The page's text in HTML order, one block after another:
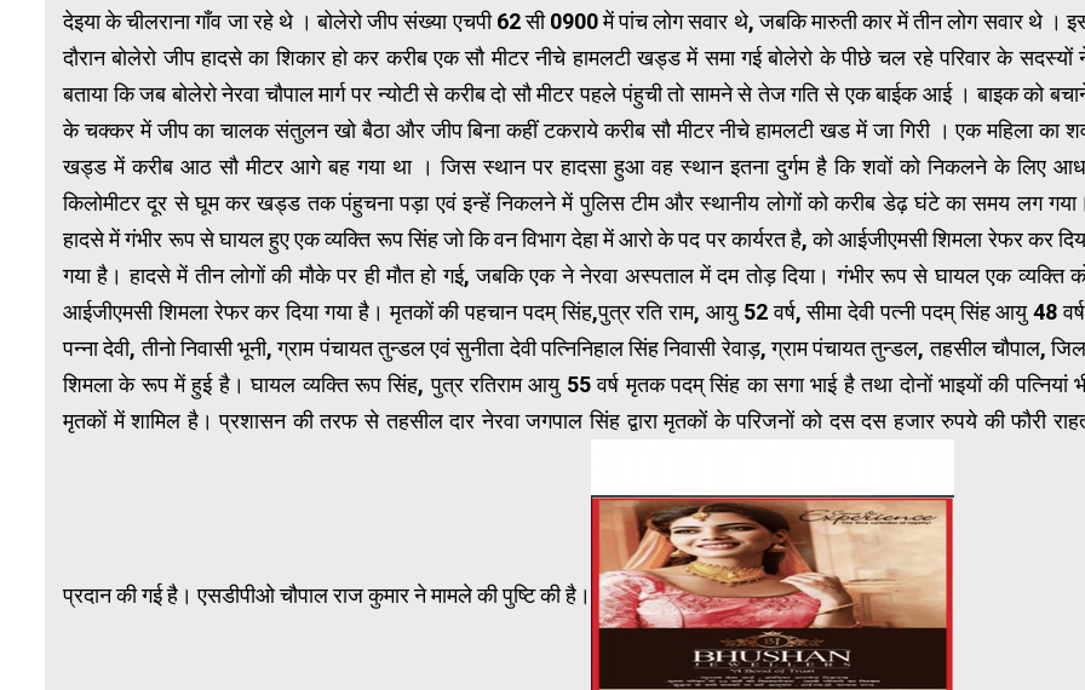
देइया के चीलराना गाँव जा रहे थे । बोलेरो जीप संख्या एचपी 62 सी 0900 में पांच लोग सवार थे, जबकि मारुती कार में तीन लोग सवार थे ।
दौरान बोलेरो जीप हादसे का शिकार हो कर करीब एक सौ मीटर नीचे हामलटी खड्ड में समा गई बोलेरो के पीछे चल रहे परिवार के सदस्यों
बताया कि जब बोलेरो नेरवा चौपाल मार्ग पर न्योटी से करीब दो सौ मीटर पहले पंहुची तो सामने से तेज गति से एक बाईक आई । बाइक को
के चक्कर में जीप का चालक संतुलन खो बैठा और जीप बिना कहीं टकराये करीब सौ मीटर नीचे हामलटी खड में जा गिरी । एक महिला का
खड्ड में करीब आठ सौ मीटर आगे बह गया था । जिस स्थान पर हादसा हुआ वह स्थान इतना दुर्गम है कि शवों को निकलने के लिए
किलोमीटर दूर से घूम कर खड्ड तक पंहुचना पड़ा एवं इन्हें निकलने में पुलिस टीम और स्थानीय लोगों को करीब डेढ़ घंटे का समय लग
हादसे में गंभीर रूप से घायल हुए एक व्यक्ति रूप सिंह जो कि वन विभाग देहा में आरो के पद पर कार्यरत है, को आईजीएमसी शिमला रेफर कर
गया है। हादसे में तीन लोगों की मौके पर ही मौत हो गई, जबकि एक ने नेरवा अस्पताल में दम तोड़ दिया। गंभीर रूप से घायल एक व्यक्ति
आईजीएमसी शिमला रेफर कर दिया गया है। मृतकों की पहचान पदम् सिंह,पुत्र रति राम, आयु 52 वर्ष, सीमा देवी पत्नी पदम् सिंह आयु 48
पन्ना देवी, तीनो निवासी भूनी, ग्राम पंचायत तुन्डल एवं सुनीता देवी पत्निनिहाल सिंह निवासी रेवाड़, ग्राम पंचायत तुन्डल, तहसील चौपाल,
शिमला के रूप में हुई है। घायल व्यक्ति रूप सिंह, पुत्र रतिराम आयु 55 वर्ष मृतक पदम् सिंह का सगा भाई है तथा दोनों भाइयों की पत्नियां
मृतकों में शामिल है। प्रशासन की तरफ से तहसील दार नेरवा जगपाल सिंह द्वारा मृतकों के परिजनों को दस दस हजार रुपये की फौरी
प्रदान की गई है। एसडीपीओ चौपाल राज कुमार ने मामले की पुष्टि की है।